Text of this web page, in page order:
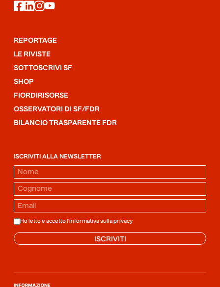
facebook
linkedin
instagram
youtube
REPORTAGE
LE RIVISTE
SOTTOSCRIVI SF
SHOP
FIORDIRISORSE
OSSERVATORI DI SF/FDR
BILANCIO TRASPARENTE FDR
ISCRIVITI ALLA NEWSLETTER
Ho letto e accetto l'informativa sulla privacy
ISCRIVITI